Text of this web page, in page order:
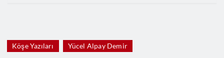
Köşe Yazıları Yücel Alpay Demir